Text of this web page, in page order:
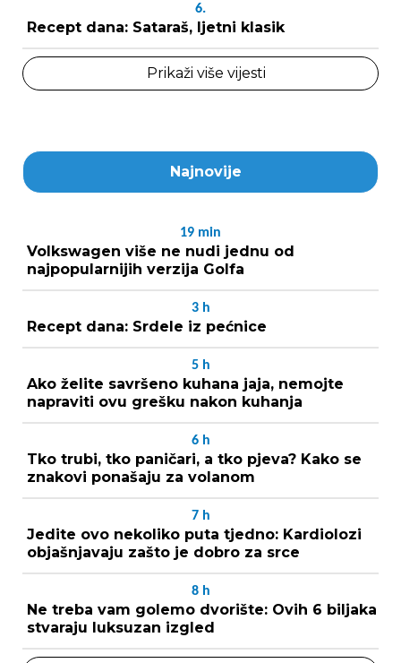
6.
Recept dana: Sataraš, ljetni klasik
Prikaži više vijesti
Najnovije
19 min
Volkswagen više ne nudi jednu od
najpopularnijih verzija Golfa
3 h
Recept dana: Srdele iz pećnice
5 h
Ako želite savršeno kuhana jaja, nemojte
napraviti ovu grešku nakon kuhanja
6 h
Tko trubi, tko paničari, a tko pjeva? Kako se
znakovi ponašaju za volanom
7 h
Jedite ovo nekoliko puta tjedno: Kardiolozi
objašnjavaju zašto je dobro za srce
8 h
Ne treba vam golemo dvorište: Ovih 6 biljaka
stvaraju luksuzan izgled